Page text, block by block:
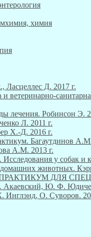
химия
Ласцеллес Д. 2017 г.
и ветеринарно-
лечения. Робинсон Э.
Л. 2011 г.
Х.-Д. 2016 г.
Багаутдинов
А.М. 2013 г.
Исследования у
животных.
ПРАКТИКУМ ДЛЯ
Ю. Ф.
Инглэнд, О. Суворов.